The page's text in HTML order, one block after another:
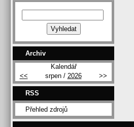
Archiv
Kalendář
<<
srpen / 2026 >>
RSS
Přehled zdrojů